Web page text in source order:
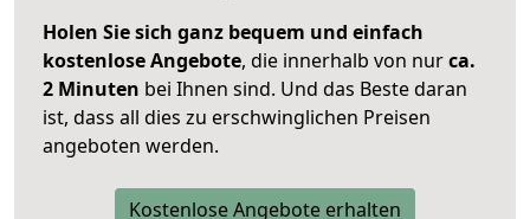
Holen Sie sich ganz bequem und einfach
kostenlose Angebote, die innerhalb von nurca.
2 Minuten bei Ihnen sind. Und das Beste daran
ist, dass all dies zu erschwinglichen Preisen
angeboten werden.
Kostenlose Angebote erhalten